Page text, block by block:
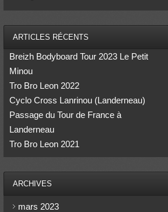
ARTICLES RÉCENTS
Breizh Bodyboard Tour 2023 Le Petit
Minou
Tro Bro Leon 2022
Cyclo Cross Lanrinou (Landerneau)
Passage du Tour de France à
Landerneau
Tro Bro Leon 2021
ARCHIVES
mars 2023